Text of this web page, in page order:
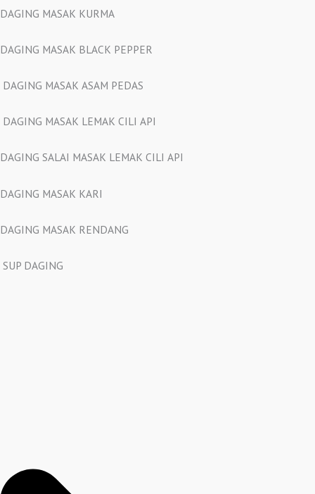
DAGING MASAK KURMA
DAGING MASAK BLACK PEPPER
DAGING MASAK ASAM PEDAS
DAGING MASAK LEMAK CILI API
DAGING SALAI MASAK LEMAK CILI API
DAGING MASAK KARI
DAGING MASAK RENDANG
SUP DAGING